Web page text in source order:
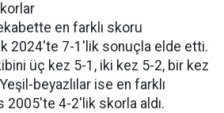
en farklı skoru
2024'te 7-1'lik sonuçla elde etti.
üç kez 5-1, iki kez 5-2, bir kez
beyazlılar ise en farklı
2005'te 4-2'lik skorla aldı.